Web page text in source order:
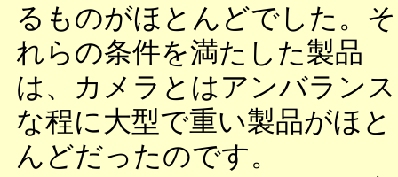
るものがほとんどでした。そ
れらの条件を満たした製品
は、カメラとはアンバランス
な程に大型で重い製品がほと
んどだったのです。